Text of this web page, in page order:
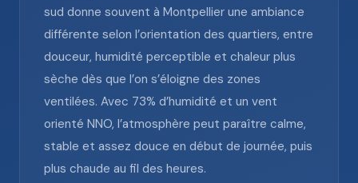
sud donne souvent à Montpellier une ambiance
différente selon l’orientation des quartiers, entre
douceur, humidité perceptible et chaleur plus
sèche dès que l’on s’éloigne des zones
ventilées. Avec 73% d’humidité et un vent
orienté NNO, l’atmosphère peut paraître calme,
stable et assez douce en début de journée, puis
plus chaude au fil des heures.